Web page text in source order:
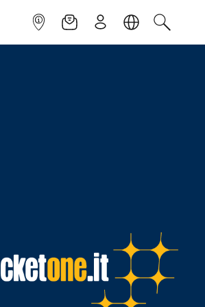
INFOPOINTNEWSLETTER
ISCRIVITILINGUACERCA